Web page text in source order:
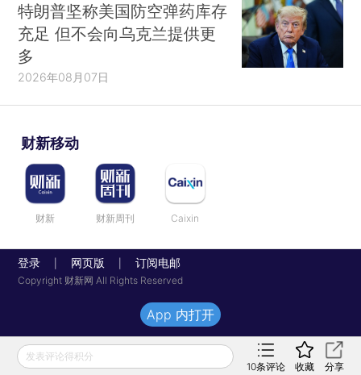
特朗普坚称美国防空弹药库存
充足 但不会向乌克兰提供更
多
2026年08月07日
财新移动
财新 财新周刊 Caixin
登录 网页版 订阅电邮
Copyright 财新网 All Rights Reserved
发表评论得积分
10条评论 收藏 分享
App 内打开